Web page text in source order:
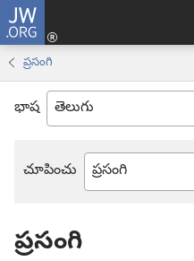
JW.ORG
ప్రసంగి
భాష
చూపించు
బైబిలు
ప్రసంగి